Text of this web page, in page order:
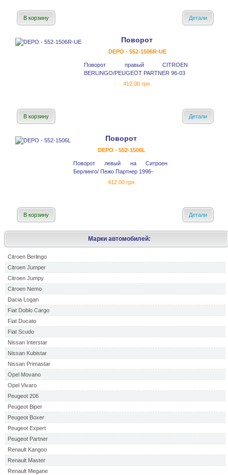
Марки автомобилей:
Citroen Berlingo
Citroen Jumper
Citroen Jumpy
Citroen Nemo
Dacia Logan
Fiat Doblo Cargo
Fiat Ducato
Fiat Scudo
Nissan Interstar
Nissan Kubistar
Nissan Primastar
Opel Movano
Opel Vivaro
Peugeot 206
Peugeot Biper
Peugeot Boxer
Peugeot Expert
Peugeot Partner
Renault Kangoo
Renault Master
Renault Megane
В корзину Детали
Поворот
DEPO - 552-1506R-UE
Поворот правый CITROEN
BERLINGO/PEUGEOT PARTNER 96-03
412.00 грн.
В корзину Детали
Поворот
DEPO - 552-1506L
Поворот левый на Ситроен
Берлинго/ Пежо Партнер 1996-
412.00 грн.
В корзину Детали